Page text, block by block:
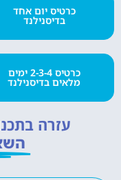
כרטיס יום אחד
בדיסנילנד
כרטיס 2-3-4 ימים
מלאים בדיסנילנד
עזרה